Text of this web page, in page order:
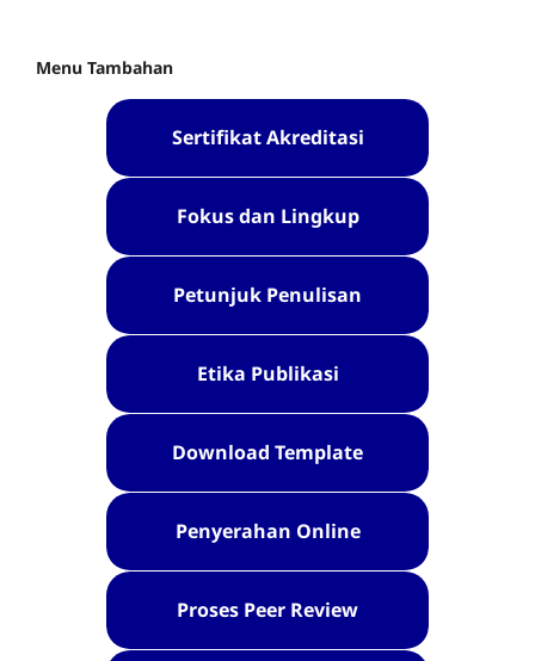
Menu Tambahan
Sertifikat Akreditasi
Fokus dan Lingkup
Petunjuk Penulisan
Etika Publikasi
Download Template
Penyerahan Online
Proses Peer Review